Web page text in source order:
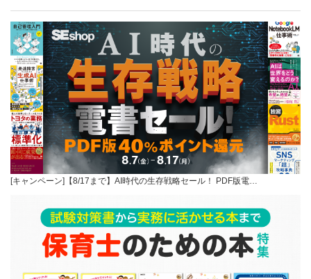
[キャンペーン]【8/17まで】AI時代の生存戦略セール！ PDF版電…